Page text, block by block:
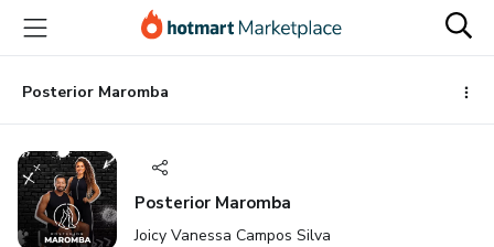
para
conteúdo
principal
para
pagamento
para
rodapé
Posterior Maromba
Posterior Maromba
Joicy Vanessa Campos Silva